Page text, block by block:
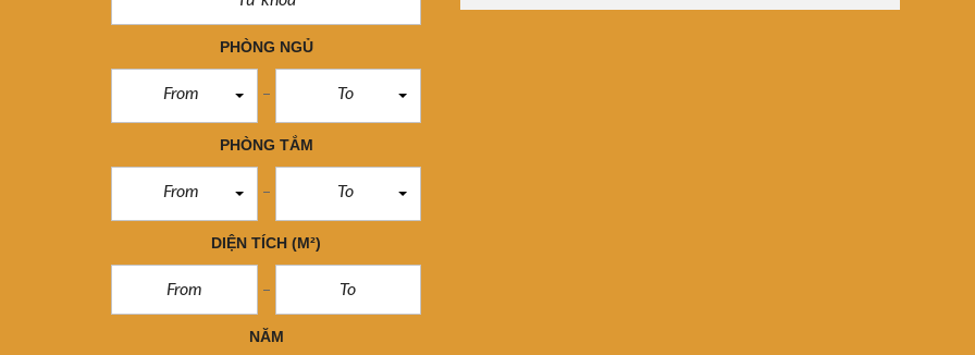
PHÒNG NGỦ
From To
PHÒNG TẮM
From To
DIỆN TÍCH (M²)
NĂM